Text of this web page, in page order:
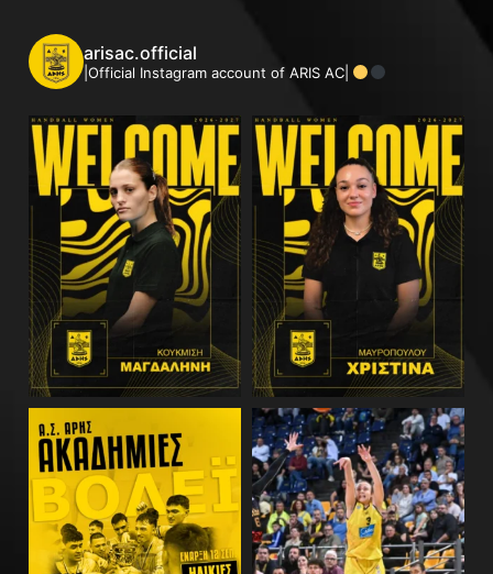
arisac.official
|Official Instagram account of ARIS AC|